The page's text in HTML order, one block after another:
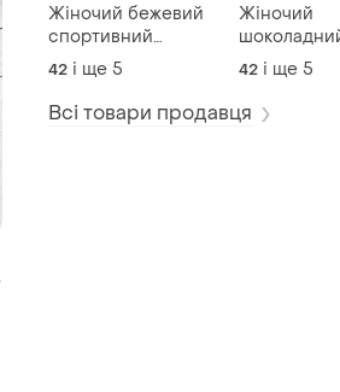
Жіночий бежевий
спортивний
велюровий костюм
двійка
42 і ще 5
Жіночий
велюровий
спортивний
костюм з
42 і ще 5
Всі товари продавця